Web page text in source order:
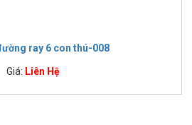
ray 6 con thú-008
Giá: Liên Hệ